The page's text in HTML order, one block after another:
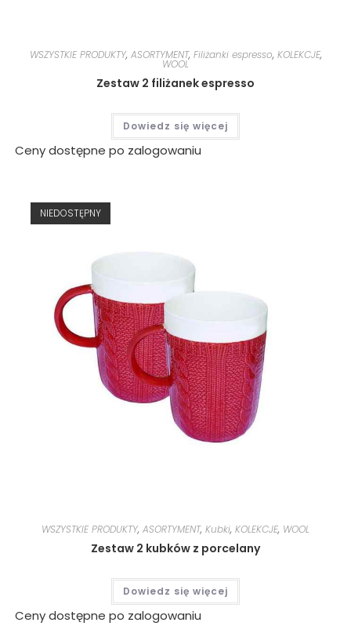
WSZYSTKIE PRODUKTY, ASORTYMENT, Filiżanki espresso, KOLEKCJE,
WOOL
Zestaw 2 filiżanek espresso
Dowiedz się więcej
Ceny dostępne po zalogowaniu
NIEDOSTĘPNY
WSZYSTKIE PRODUKTY, ASORTYMENT, Kubki, KOLEKCJE, WOOL
Zestaw 2 kubków z porcelany
Dowiedz się więcej
Ceny dostępne po zalogowaniu